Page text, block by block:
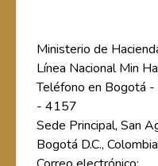
Ministerio de
Línea Nacional Min
Teléfono en Bogotá
- 4157
Sede Principal, San
Bogotá D.C., Colombia